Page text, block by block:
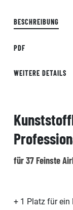
BESCHREIBUNG
PDF
WEITERE DETAILS
für 37 Feinste
+ 1 Platz für